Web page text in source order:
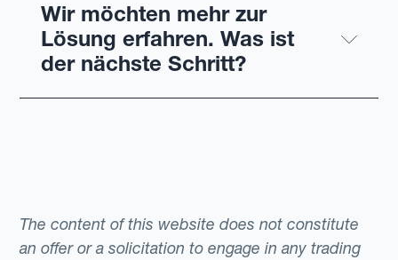
Wir möchten mehr zur
Lösung erfahren. Was ist
der nächste Schritt?
The content of this website does not constitute
an offer or a solicitation to engage in any trading